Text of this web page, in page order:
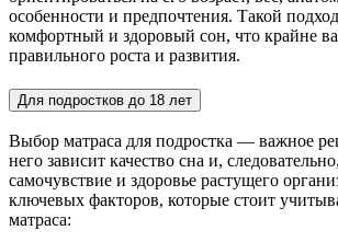
особенности и предпочтения. Такой
комфортный и здоровый сон, что крайне
правильного роста и развития.
Для подростков до 18 лет
Выбор матраса для подростка — важное
него зависит качество сна и,
самочувствие и здоровье растущего
ключевых факторов, которые стоит
матраса: